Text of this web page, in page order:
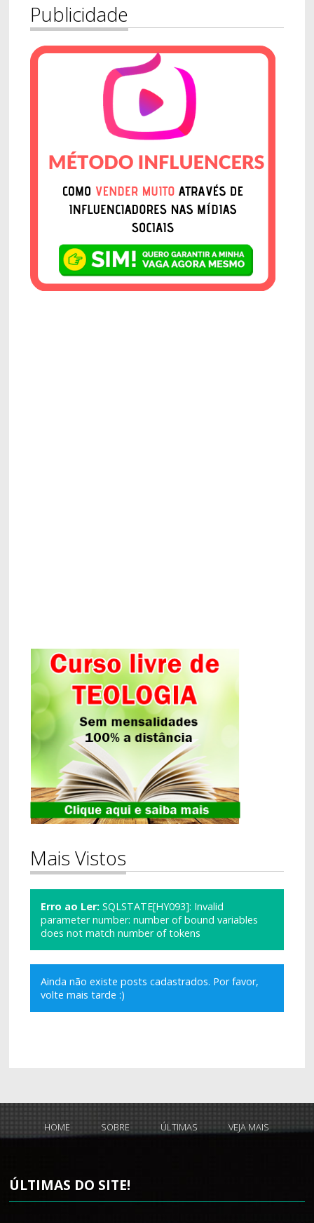
Publicidade
Mais Vistos
Erro ao Ler: SQLSTATE[HY093]: Invalid
parameter number: number of bound variables
does not match number of tokens
Ainda não existe posts cadastrados. Por favor,
volte mais tarde :)
HOME SOBRE ÚLTIMAS VEJA MAIS
ÚLTIMAS DO SITE!